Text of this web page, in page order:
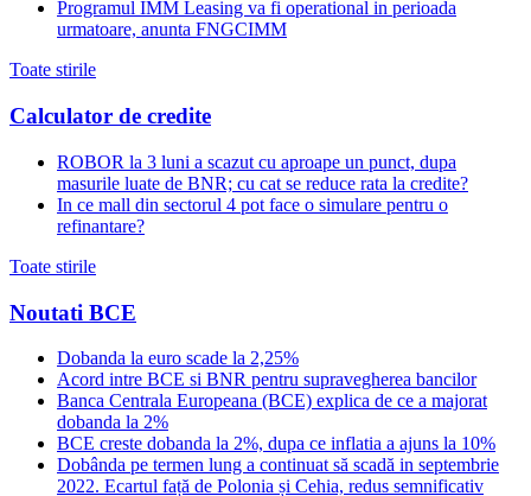
Programul IMM Leasing va fi operational in perioada
urmatoare, anunta FNGCIMM
Toate stirile
Calculator de credite
ROBOR la 3 luni a scazut cu aproape un punct, dupa
masurile luate de BNR; cu cat se reduce rata la credite?
In ce mall din sectorul 4 pot face o simulare pentru o
refinantare?
Toate stirile
Noutati BCE
Dobanda la euro scade la 2,25%
Acord intre BCE si BNR pentru supravegherea bancilor
Banca Centrala Europeana (BCE) explica de ce a majorat
dobanda la 2%
BCE creste dobanda la 2%, dupa ce inflatia a ajuns la 10%
Dobânda pe termen lung a continuat să scadă in septembrie
2022. Ecartul față de Polonia și Cehia, redus semnificativ